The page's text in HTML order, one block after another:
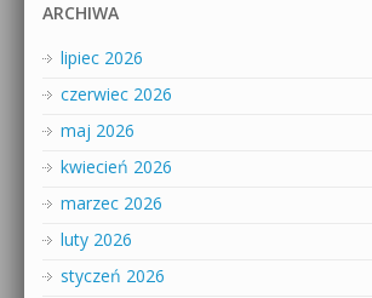
ARCHIWA
lipiec 2026
czerwiec 2026
maj 2026
kwiecień 2026
marzec 2026
luty 2026
styczeń 2026